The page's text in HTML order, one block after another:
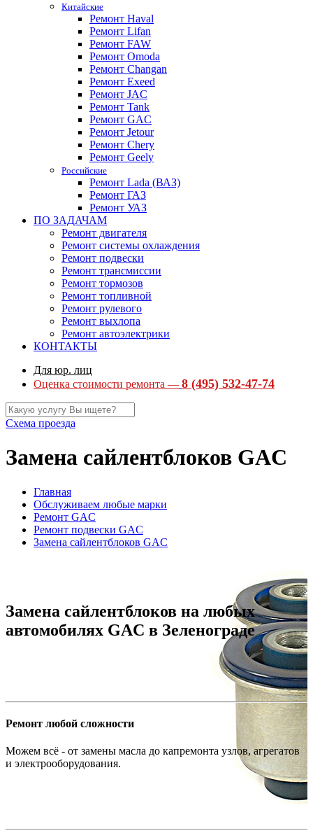
Китайские
Ремонт Haval
Ремонт Lifan
Ремонт FAW
Ремонт Omoda
Ремонт Changan
Ремонт Exeed
Ремонт JAC
Ремонт Tank
Ремонт GAC
Ремонт Jetour
Ремонт Chery
Ремонт Geely
Российские
Ремонт Lada (ВАЗ)
Ремонт ГАЗ
Ремонт УАЗ
ПО ЗАДАЧАМ
Ремонт двигателя
Ремонт системы охлаждения
Ремонт подвески
Ремонт трансмиссии
Ремонт тормозов
Ремонт топливной
Ремонт рулевого
Ремонт выхлопа
Ремонт автоэлектрики
КОНТАКТЫ
Для юр. лиц
Оценка стоимости ремонта — 8 (495) 532-47-74
Схема проезда
Замена сайлентблоков GAC
Главная
Обслуживаем любые марки
Ремонт GAC
Ремонт подвески GAC
Замена сайлентблоков GAC
Замена сайлентблоков на любых
автомобилях GAC в Зеленограде
Ремонт любой сложности
Можем всё - от замены масла до капремонта узлов, агрегатов
и электрооборудования.